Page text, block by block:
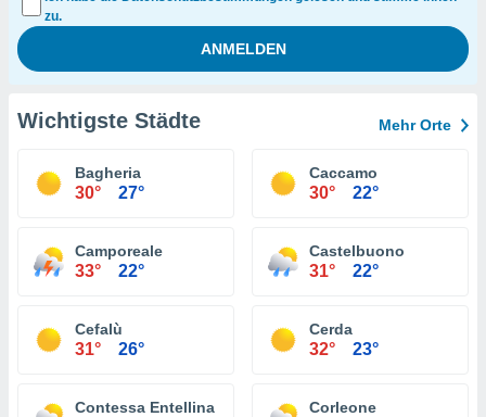
zu.
Wichtigste Städte Mehr Orte
Bagheria
30° 27°
Caccamo
30° 22°
Camporeale
33° 22°
Castelbuono
31° 22°
Cefalù
31° 26°
Cerda
32° 23°
Contessa Entellina Corleone